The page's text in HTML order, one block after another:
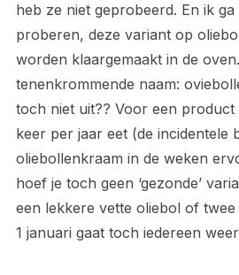
heb ze niet geprobeerd. En ik
proberen, deze variant op
worden klaargemaakt in de
tenenkrommende naam:
toch niet uit?? Voor een product
keer per jaar eet (de incidentele
oliebollenkraam in de weken
hoef je toch geen ‘gezonde’
een lekkere vette oliebol of
1 januari gaat toch iedereen